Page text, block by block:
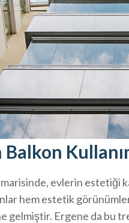
Balkon
evlerin estetiği
hem estetik
gelmiştir. Ergene da bu